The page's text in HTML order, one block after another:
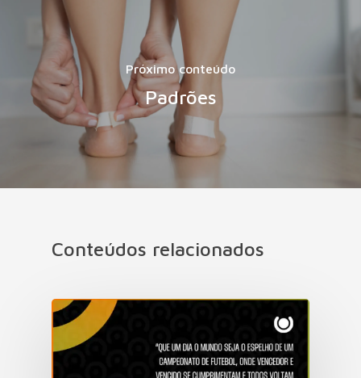
Próximo conteúdo
Padrões
Conteúdos relacionados